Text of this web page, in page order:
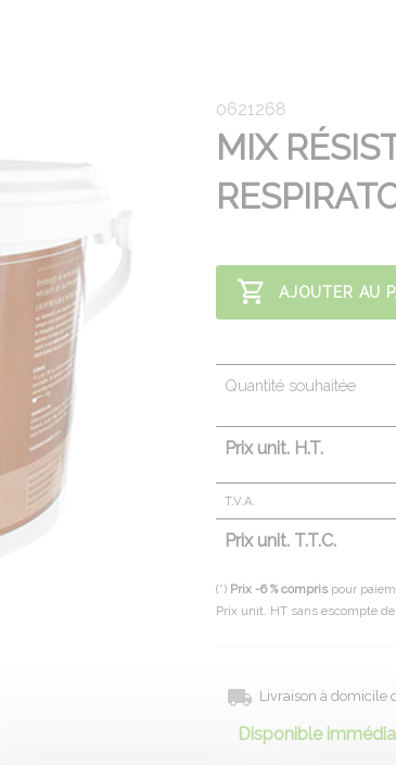
0621268
MIX
AJOUTER AU
Quantité souhaitée
Prix unit. H.T.
T.V.A.
Prix unit. T.T.C.
(*) Prix -6 % compris pour
Prix unit. HT sans escompte de
Livraison à domicile
Disponible